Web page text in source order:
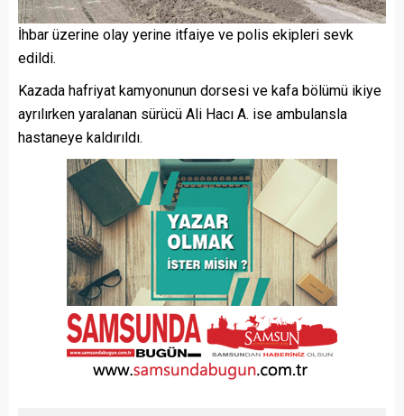
İhbar üzerine olay yerine itfaiye ve polis ekipleri sevk
edildi.
Kazada hafriyat kamyonunun dorsesi ve kafa bölümü ikiye
ayrılırken yaralanan sürücü Ali Hacı A. ise ambulansla
hastaneye kaldırıldı.